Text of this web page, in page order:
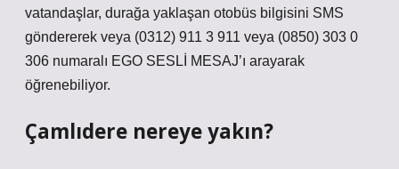
vatandaşlar, durağa yaklaşan otobüs bilgisini SMS
göndererek veya (0312) 911 3 911 veya (0850) 303 0
306 numaralı EGO SESLİ MESAJ’ı arayarak
öğrenebiliyor.
Çamlıdere nereye yakın?